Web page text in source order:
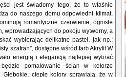
jest świadomy tego, że to właśnie
do naszego domu odpowiedni klimat.
romantyczne czerwienie, ogniste
wprowadzających do pokoju wytworny, a
wybierając delikatne pastel, jak np.:
szafran”, dostępne wśród farb Akrylit W
energią i elegancją najlepiej wybrać
będzie pomalowanie ścian w kolorze
Głębokie, ciepłe kolory sprawiają, że w